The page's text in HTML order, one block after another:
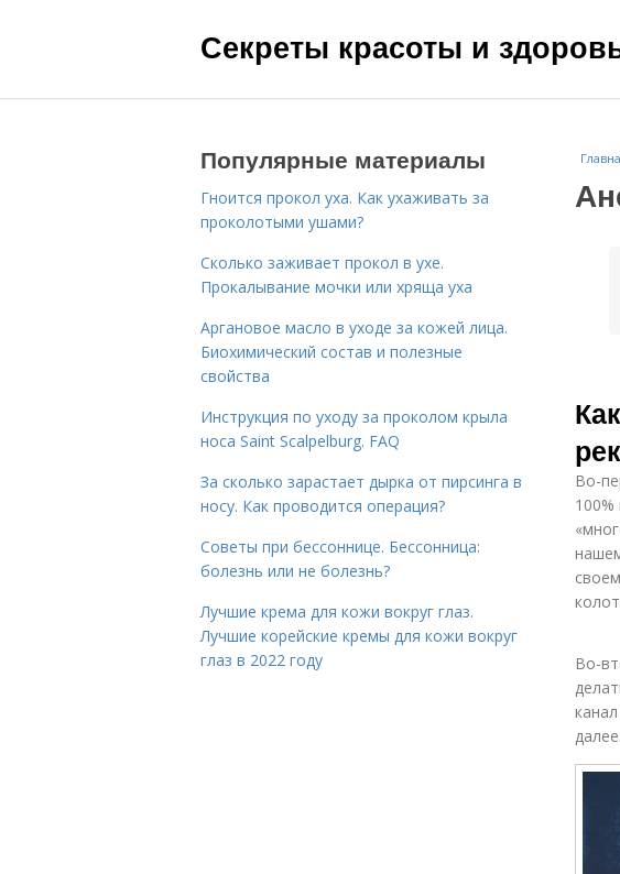
Секреты красоты и
Во-
Во-
далее.
Популярные материалы
Гноится прокол уха. Как ухаживать за
проколотыми ушами?
Сколько заживает прокол в ухе.
Прокалывание мочки или хряща уха
Аргановое масло в уходе за кожей лица.
Биохимический состав и полезные
свойства
Инструкция по уходу за проколом крыла
носа Saint Scalpelburg. FAQ
За сколько зарастает дырка от пирсинга в
носу. Как проводится операция?
Советы при бессоннице. Бессонница:
болезнь или не болезнь?
Лучшие крема для кожи вокруг глаз.
Лучшие корейские кремы для кожи вокруг
глаз в 2022 году